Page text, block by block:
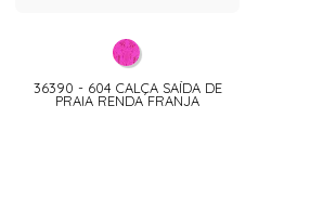
36390 - 604 CALÇA SAÍDA DE
PRAIA RENDA FRANJA